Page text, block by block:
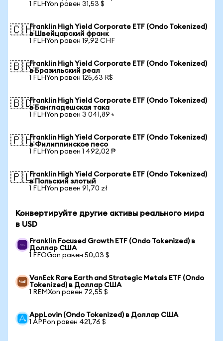
1 FLHYon равен 31,53 $
🇨🇭Franklin High Yield Corporate ETF (Ondo Tokenized)
в Швейцарский франк
1 FLHYon равен 19,92 CHF
🇧🇷Franklin High Yield Corporate ETF (Ondo Tokenized)
в Бразильский реал
1 FLHYon равен 125,63 R$
🇧🇩Franklin High Yield Corporate ETF (Ondo Tokenized)
в Бангладешская така
1 FLHYon равен 3 041,89 ৳
🇵🇭Franklin High Yield Corporate ETF (Ondo Tokenized)
в Филиппинское песо
1 FLHYon равен 1 492,02 ₱
🇵🇱Franklin High Yield Corporate ETF (Ondo Tokenized)
в Польский злотый
1 FLHYon равен 91,70 zł
Конвертируйте другие активы реального мира
в USD
Franklin Focused Growth ETF (Ondo Tokenized) в
Доллар США
1 FFOGon равен 50,03 $
VanEck Rare Earth and Strategic Metals ETF (Ondo
Tokenized) в Доллар США
1 REMXon равен 72,55 $
AppLovin (Ondo Tokenized) в Доллар США
1 APPon равен 421,76 $